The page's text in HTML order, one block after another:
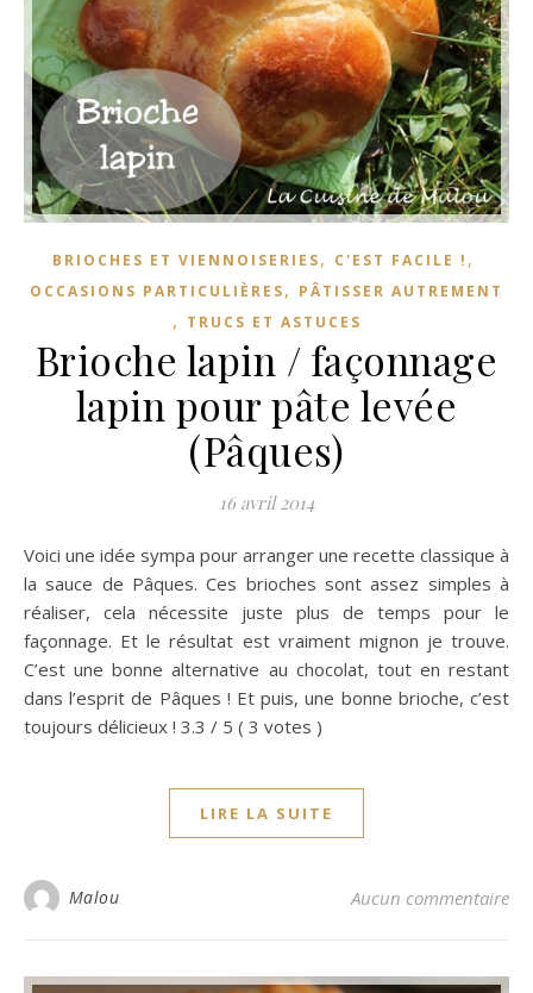
BRIOCHES ET VIENNOISERIES, C'EST FACILE ! ,
OCCASIONS PARTICULIÈRES, PÂTISSER AUTREMENT
, TRUCS ET ASTUCES
Brioche lapin / façonnage
lapin pour pâte levée
(Pâques)
16 avril 2014
Voici une idée sympa pour arranger une recette classique à
la sauce de Pâques. Ces brioches sont assez simples à
réaliser, cela nécessite juste plus de temps pour le
façonnage. Et le résultat est vraiment mignon je trouve.
C’est une bonne alternative au chocolat, tout en restant
dans l’esprit de Pâques ! Et puis, une bonne brioche, c’est
toujours délicieux ! 3.3 / 5 ( 3 votes )
LIRE LA SUITE
Malou Aucun commentaire